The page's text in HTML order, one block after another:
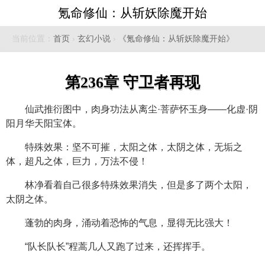
氪命修仙：从斩妖除魔开始
当前位置： 首页 › 玄幻小说 › 《氪命修仙：从斩妖除魔开始》
第236章 守卫者再现
仙武推衍图中，肉身功法从离尘·菩萨怀玉身——化虚·阴
阳月华天阳宝体。
特殊效果：坚不可摧，太阳之体，太阴之体，无垢之
体，超凡之体，巨力，万法不侵！
林净看着自己很多特殊效果消失，但是多了两个太阳，
太阴之体。
蓬勃的肉身，涌动着恐怖的气息，显得无比强大！
“队长队长”程蒿几人又跑了过来，还挥挥手。